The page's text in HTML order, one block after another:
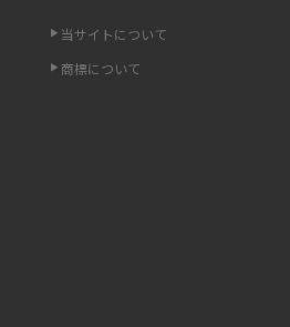
とは？回避のコツや解除のタイミング・
処法9選！設定の確認手順も解説
当サイトについて
商標について